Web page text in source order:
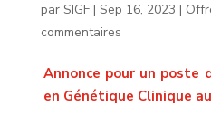
par SIGF| Sep 16, 2023 |
commentaires
Annonce pour un poste
en Génétique Clinique